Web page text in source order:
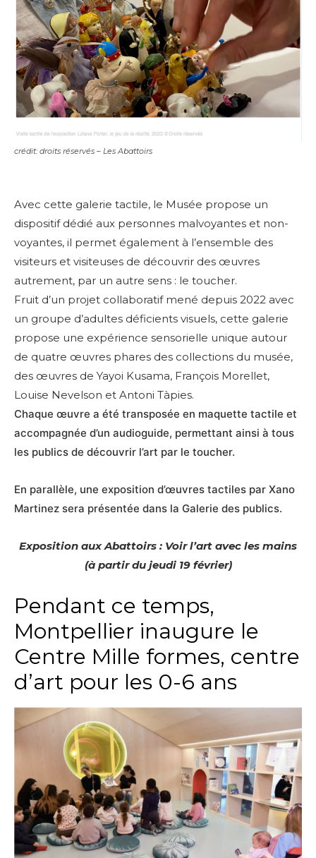
crédit: droits réservés – Les Abattoirs
Avec cette galerie tactile, le Musée propose un
dispositif dédié aux personnes malvoyantes et non-
voyantes, il permet également à l’ensemble des
visiteurs et visiteuses de découvrir des œuvres
autrement, par un autre sens : le toucher.
Fruit d’un projet collaboratif mené depuis 2022 avec
un groupe d’adultes déficients visuels, cette galerie
propose une expérience sensorielle unique autour
de quatre œuvres phares des collections du musée,
des œuvres de Yayoi Kusama, François Morellet,
Louise Nevelson et Antoni Tàpies.
Chaque œuvre a été transposée en maquette tactile et
accompagnée d’un audioguide, permettant ainsi à tous
les publics de découvrir l’art par le toucher.
En parallèle, une exposition d’œuvres tactiles par Xano
Martinez sera présentée dans la Galerie des publics.
Exposition aux Abattoirs : Voir l’art avec les mains
(à partir du jeudi 19 février)
Pendant ce temps,
Montpellier inaugure le
Centre Mille formes, centre
d’art pour les 0-6 ans